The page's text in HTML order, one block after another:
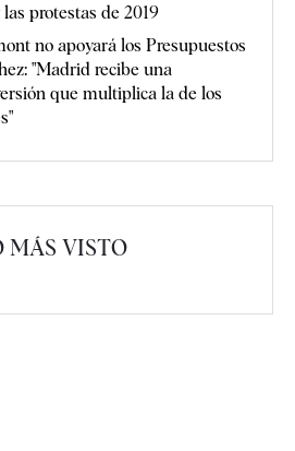
protestas de 2019
no apoyará los Presupuestos
"Madrid recibe una
que multiplica la de los
MÁS VISTO